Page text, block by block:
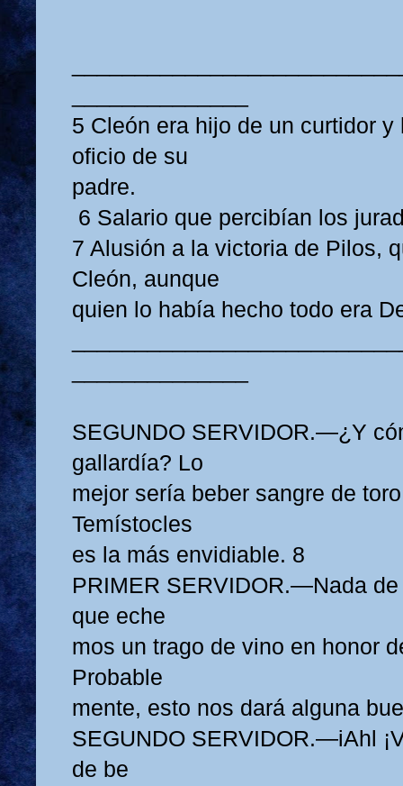
5 Cleón era hijo de un curtidor
oficio de su
padre.
6 Salario que percibían los
7 Alusión a la victoria de Pilos,
Cleón, aunque
quien lo había hecho todo era
SEGUNDO SERVIDOR.—¿Y
gallardía? Lo
mejor sería beber sangre de
Temístocles
es la más envidiable. 8
PRIMER SERVIDOR.—Nada
que eche
mos un trago de vino en honor
Probable
mente, esto nos dará alguna
SEGUNDO SERVIDOR.—iAhl
de be